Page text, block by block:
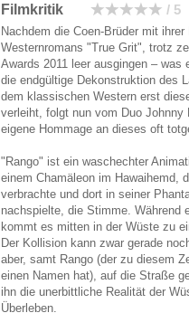
Filmkritik / 5
Nachdem die Coen-Brüder mit
Westernromans "True Grit", trotz
Awards 2011 leer ausgingen – was
die endgültige Dekonstruktion des
dem klassischen Western erst
verleiht, folgt nun vom Duo Johnny
eigene Hommage an dieses oft
"Rango" ist ein waschechter
einem Chamäleon im Hawaihemd,
verbrachte und dort in seiner
nachspielte, die Stimme. Während
kommt es mitten in der Wüste zu
Der Kollision kann zwar gerade
aber, samt Rango (der zu diesem
einen Namen hat), auf die Straße
ihn die unerbittliche Realität der
Überleben.